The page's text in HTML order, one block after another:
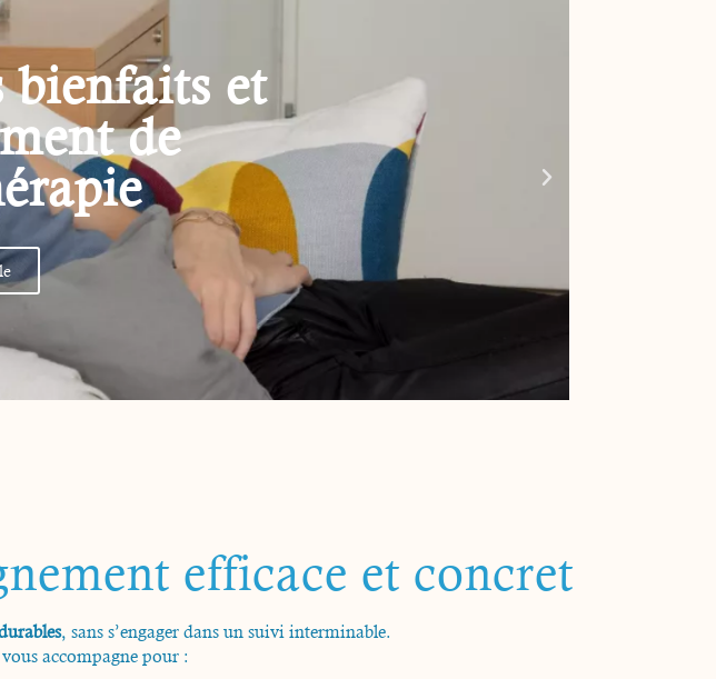
avant une
efficace et concret
, sans s’engager dans un suivi interminable.
accompagne pour :